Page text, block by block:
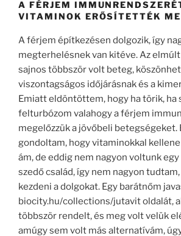
A FÉRJEM
VITAMINOK ERŐSÍTETTÉK
A férjem építkezésen dolgozik, így
megterhelésnek van kitéve. Az
sajnos többször volt beteg,
viszontagságos időjárásnak és a
Emiatt eldöntöttem, hogy ha törik, ha
felturbózom valahogy a férjem
megelőzzük a jövőbeli betegségeket.
gondoltam, hogy vitaminokkal
ám, de eddig nem nagyon voltunk
szedő család, így nem nagyon
kezdeni a dolgokat. Egy barátnőm
biocity.hu/collections/jutavit oldalát,
többször rendelt, és meg volt velük
amúgy sem volt más alternatívám,